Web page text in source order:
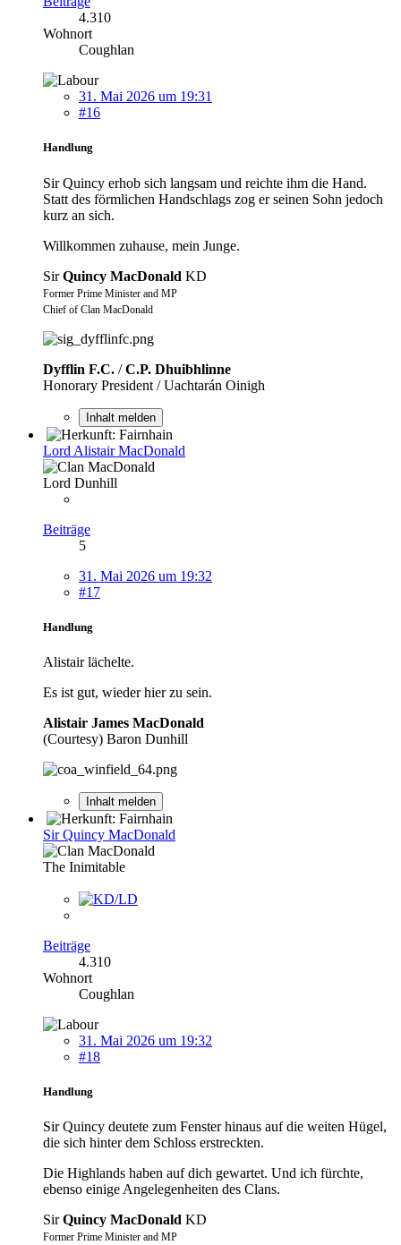
4.310
Wohnort
Coughlan
31. Mai 2026 um 19:31
#16
Handlung
Sir Quincy erhob sich langsam und reichte ihm die Hand.
Statt des förmlichen Handschlags zog er seinen Sohn jedoch
kurz an sich.
Willkommen zuhause, mein Junge.
SirQuincy MacDonald KD
Former Prime Minister and MP
Chief of Clan MacDonald
Dyfflin F.C. /C.P. Dhuibhlinne
Honorary President / Uachtarán Oinigh
Inhalt melden
Lord Alistair MacDonald
Lord Dunhill
Beiträge
5
31. Mai 2026 um 19:32
#17
Handlung
Alistair lächelte.
Es ist gut, wieder hier zu sein.
Alistair James MacDonald
(Courtesy) Baron Dunhill
Inhalt melden
Sir Quincy MacDonald
The Inimitable
Beiträge
4.310
Wohnort
Coughlan
31. Mai 2026 um 19:32
#18
Handlung
Sir Quincy deutete zum Fenster hinaus auf die weiten Hügel,
die sich hinter dem Schloss erstreckten.
Die Highlands haben auf dich gewartet. Und ich fürchte,
ebenso einige Angelegenheiten des Clans.
SirQuincy MacDonald KD
Former Prime Minister and MP